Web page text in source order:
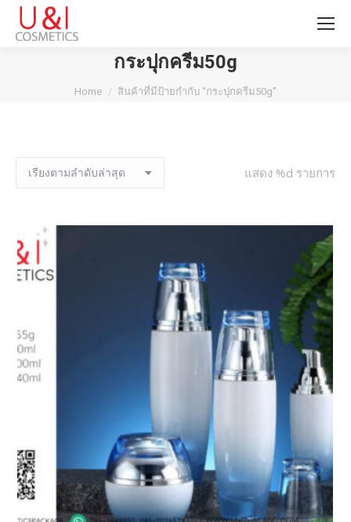
กระปุกครีม50g
You are here:
Home สินค้าที่มีป้ายกำกับ “กระปุกครีม50g”
แสดง %d รายการ